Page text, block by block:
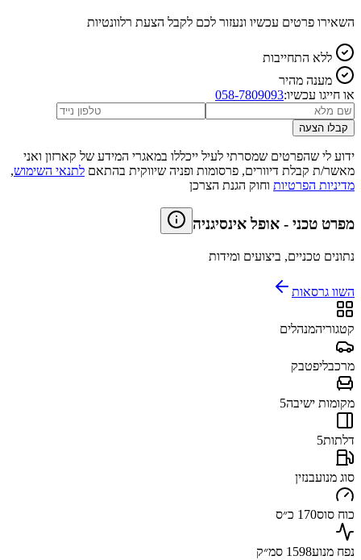
השאירו פרטים עכשיו ונעזור לכם לקבל הצעת רלוונטיות
ללא התחייבות
מענה מהיר
או חייגו עכשיו:058-7809093
קבלו הצעה
ידוע לי שהפרטים שמסרתי לעיל ייכללו במאגרי המידע של קארזון ואני
מאשר/ת קבלת דיוורים, פרסומות ופניה שיווקית בהתאם לתנאי השימוש,
מדיניות הפרטיות וחוק הגנת הצרכן
מפרט טכני - אופל אינסיגניה
נתונים טכניים, ביצועים ומידות
השוו גרסאות
קטגוריהמנהלים
מרכבליפטבק
מקומות ישיבה5
דלתות5
סוג מנועבנזין
כוח סוס170 כ״ס
נפח מנוע1598 סמ״ק